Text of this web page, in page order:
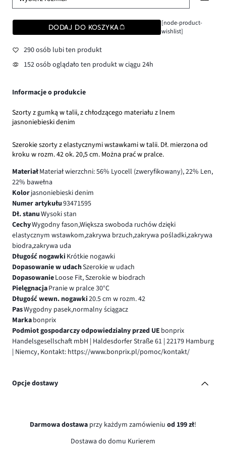
DODAJ DO KOSZYKA
[node-product-
wishlist]
290 osób lubi ten produkt
152 osób oglądało ten produkt w ciągu 24h
Informacje o produkcie
Szorty z gumką w talii, z chłodzącego materiału z lnem
jasnoniebieski denim
Szerokie szorty z elastycznymi wstawkami w talii. Dł. mierzona od
kroku w rozm. 42 ok. 20,5 cm. Można prać w pralce.
MateriałMateriał wierzchni: 56% Lyocell (zweryfikowany), 22% Len,
22% bawełna
Kolorjasnoniebieski denim
Numer artykułu93471595
Dł. stanuWysoki stan
CechyWygodny fason,Większa swoboda ruchów dzięki
elastycznym wstawkom,zakrywa brzuch,zakrywa pośladki,zakrywa
biodra,zakrywa uda
Długość nogawki Krótkie nogawki
Dopasowanie w udachSzerokie w udach
DopasowanieLoose Fit, Szerokie w biodrach
PielęgnacjaPranie w pralce 30°C
Długość wewn. nogawki20.5 cm w rozm. 42
PasWygodny pasek,normalny ściągacz
Markabonprix
Podmiot gospodarczy odpowiedzialny przed UE bonprix
Handelsgesellschaft mbH | Haldesdorfer Straße 61 | 22179 Hamburg
| Niemcy, Kontakt: https://www.bonprix.pl/pomoc/kontakt/
Opcje dostawy
Darmowa dostawa przy każdym zamówieniu od 199 zł!
Dostawa do domu Kurierem